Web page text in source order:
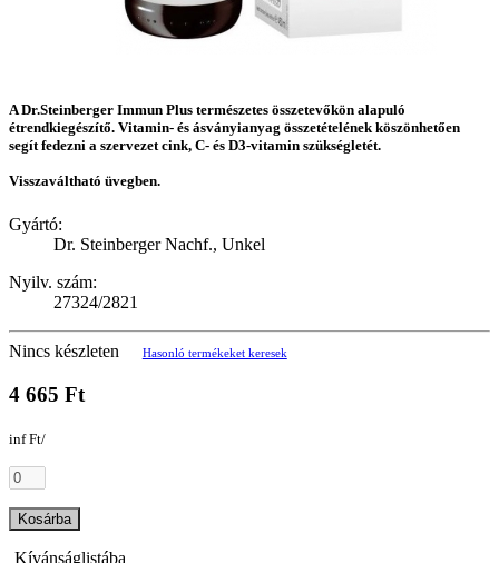
A Dr.Steinberger Immun Plus természetes összetevőkön alapuló
étrendkiegészítő. Vitamin- és ásványianyag összetételének köszönhetően
segít fedezni a szervezet cink, C- és D3-vitamin szükségletét.
Visszaváltható üvegben.
Gyártó:
Dr. Steinberger Nachf., Unkel
Nyilv. szám:
27324/2821
Nincs készleten Hasonló termékeket keresek
4 665 Ft
inf Ft/
Kosárba
Kívánságlistába